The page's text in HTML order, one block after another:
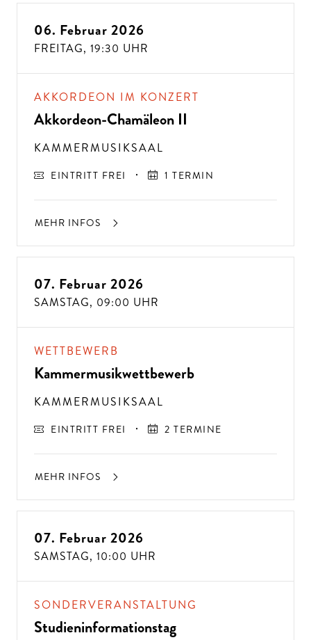
06. Februar 2026
FREITAG, 19:30 UHR
AKKORDEON IM KONZERT
Akkordeon-Chamäleon II
KAMMERMUSIKSAAL
EINTRITT FREI 1 TERMIN
MEHR INFOS
07. Februar 2026
SAMSTAG, 09:00 UHR
WETTBEWERB
Kammermusikwettbewerb
KAMMERMUSIKSAAL
EINTRITT FREI 2 TERMINE
MEHR INFOS
07. Februar 2026
SAMSTAG, 10:00 UHR
SONDERVERANSTALTUNG
Studieninformationstag